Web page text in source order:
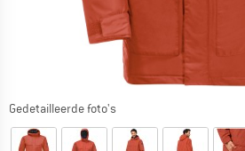
Gedetailleerde foto's